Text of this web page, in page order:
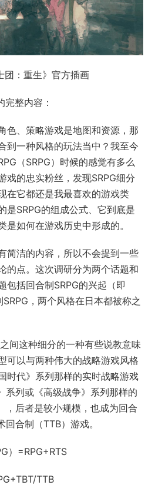
团：重生》官方插画
整内容：
色、策略游戏是地图和资源，那
到一种风格的玩法当中？我至今
（SRPG）时候的感觉有多么
戏的忠实粉丝，发现SRPG细分
在它都还是我最喜欢的游戏类
是SRPG的组成公式、它到底是
是如何在游戏历史中形成的。
简洁的内容，所以不会提到一些
的点。这次调研分为两个话题和
包括回合制SRPG的兴起（即
，两个风格在日本都被称之
间这种细分的一种有些说教意味
可以与两种伟大的战略游戏风格
时代》系列那样的实时战略游戏
系列或《高级战争》系列那样的
，后者是较小规模，也成为回合
合制（TTB）游戏。
）=RPG+RTS
TTB